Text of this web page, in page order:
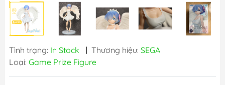
Tình trạng: In Stock | Thương hiệu: SEGA
Loại: Game Prize Figure